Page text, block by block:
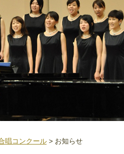
唱コンクール> お知らせ